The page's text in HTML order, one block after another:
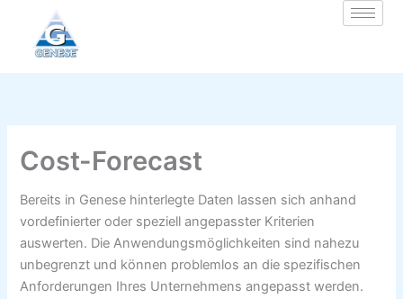
springen
Cost-Forecast
Bereits in Genese hinterlegte Daten lassen sich anhand
vordefinierter oder speziell angepasster Kriterien
auswerten. Die Anwendungsmöglichkeiten sind nahezu
unbegrenzt und können problemlos an die spezifischen
Anforderungen Ihres Unternehmens angepasst werden.